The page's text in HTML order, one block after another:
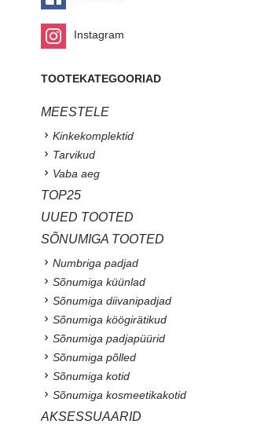
Instagram
TOOTEKATEGOORIAD
MEESTELE
Kinkekomplektid
Tarvikud
Vaba aeg
TOP25
UUED TOOTED
SÕNUMIGA TOOTED
Numbriga padjad
Sõnumiga küünlad
Sõnumiga diivanipadjad
Sõnumiga köögirätikud
Sõnumiga padjapüürid
Sõnumiga põlled
Sõnumiga kotid
Sõnumiga kosmeetikakotid
AKSESSUAARID